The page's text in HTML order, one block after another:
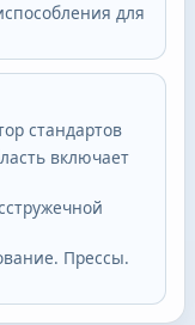
для
стандартов
включает
Прессы.